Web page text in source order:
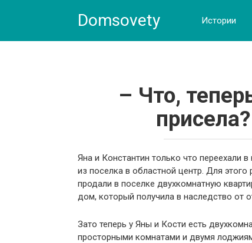
Domsovety Истории
– Что,
Яна и Константин только что переехали
из поселка в областной центр. Для
продали в поселке двухкомнатную
дом, который получила в наследство от
Зато теперь у Яны и Кости есть
просторными комнатами и двумя